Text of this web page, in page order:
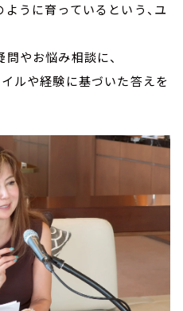
うに育っているという、ユ
やお悩み相談に、
ルや経験に基づいた答えを